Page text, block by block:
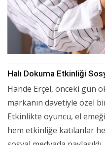
Halı Dokuma Etkinliği
Hande Erçel, önceki gün
markanın davetiyle özel
Etkinlikte oyuncu, el
hem etkinliğe katılanlar